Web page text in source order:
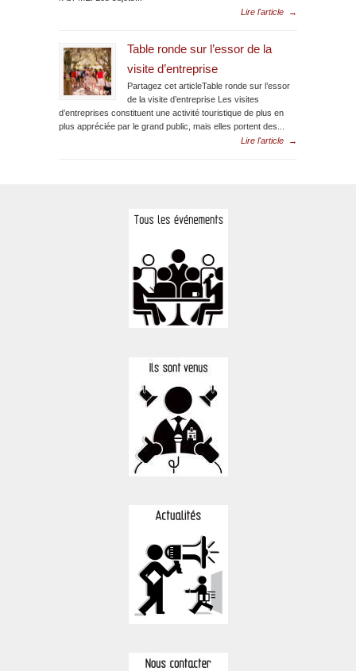
Lire l'article
→
Table ronde sur l’essor de la
visite d’entreprise
Partagez cet articleTable ronde sur l’essor
de la visite d’entreprise Les visites
d’entreprises constituent une activité touristique de plus en
plus appréciée par le grand public, mais elles portent des...
Lire l'article
→